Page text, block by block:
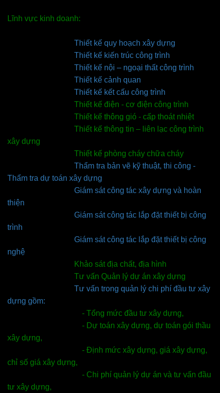
Lĩnh vực kinh doanh:
Thiết kế quy hoạch xây dựng
Thiết kế kiến trúc công trình
Thiết kế nội – ngoại thất công trình
Thiết kế cảnh quan
Thiết kế kết cấu công trình
Thiết kế điện - cơ điện công trình
Thiết kế thông gió - cấp thoát nhiệt
Thiết kế thông tin – liên lạc công trình
xây dựng
Thiết kế phòng cháy chữa cháy
Thẩm tra bản vẽ kỹ thuật, thi công -
Thẩm tra dự toán xây dựng
Giám sát công tác xây dựng và hoàn
thiện
Giám sát công tác lắp đặt thiết bị công
trình
Giám sát công tác lắp đặt thiết bị công
nghệ
Khảo sát địa chất, địa hình
Tư vấn Quản lý dự án xây dựng
Tư vấn trong quản lý chi phí đầu tư xây
dựng gồm:
- Tổng mức đầu tư xây dựng,
- Dự toán xây dựng, dự toán gói thầu
xây dựng,
- Định mức xây dựng, giá xây dựng,
chỉ số giá xây dựng,
- Chi phí quản lý dự án và tư vấn đầu
tư xây dựng,